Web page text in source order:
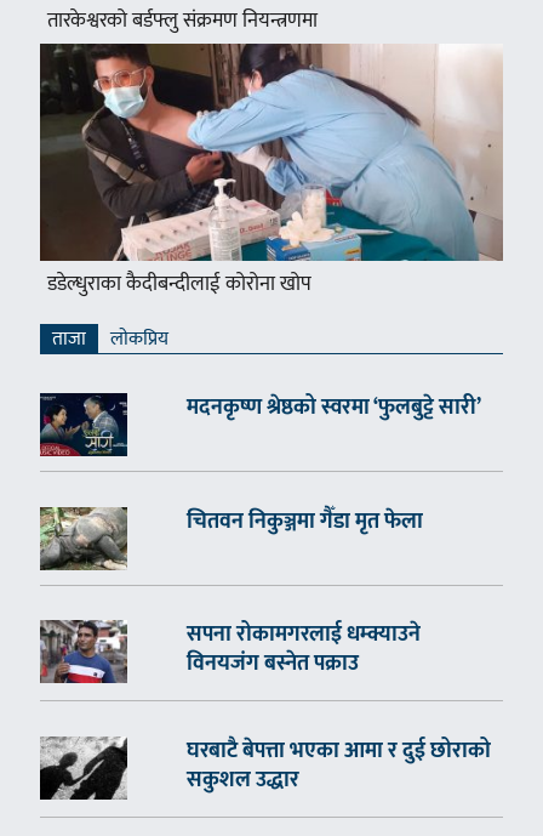
तारकेश्वरको बर्डफ्लु संक्रमण नियन्त्रणमा
डडेल्धुराका कैदीबन्दीलाई कोरोना खोप
ताजा लाेकप्रिय
मदनकृष्ण श्रेष्ठको स्वरमा ‘फुलबुट्टे सारी’
चितवन निकुञ्जमा गैँडा मृत फेला
सपना रोकामगरलाई धम्क्याउने
विनयजंग बस्नेत पक्राउ
घरबाटै बेपत्ता भएका आमा र दुई छोराको
सकुशल उद्धार